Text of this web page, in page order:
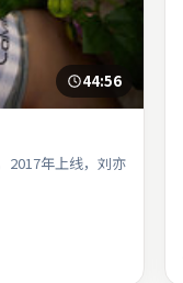
44:56
2017年上线，刘亦